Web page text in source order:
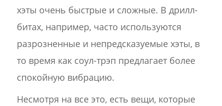
хэты очень быстрые и сложные. В дрилл-
битах, например, часто используются
разрозненные и непредсказуемые хэты, в
то время как соул-трэп предлагает более
спокойную вибрацию.
Несмотря на все это, есть вещи, которые